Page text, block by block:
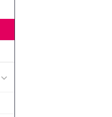
Undermeny för Ceremonier